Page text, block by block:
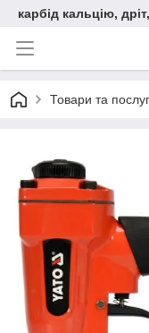
карбід кальцію,
Товари та